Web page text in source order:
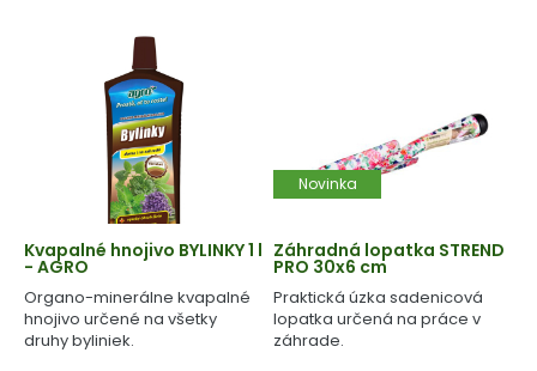
Kvapalné hnojivo BYLINKY 1 l
- AGRO
Organo-minerálne kvapalné
hnojivo určené na všetky
druhy byliniek.
Novinka
Záhradná lopatka STREND
PRO 30x6 cm
Praktická úzka sadenicová
lopatka určená na práce v
záhrade.